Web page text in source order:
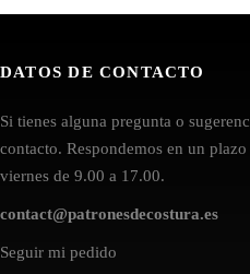
DATOS DE CONTACTO
Si tienes alguna pregunta o
contacto. Respondemos en un
viernes de 9.00 a 17.00.
contact@patronesdecostura.es
Seguir mi pedido